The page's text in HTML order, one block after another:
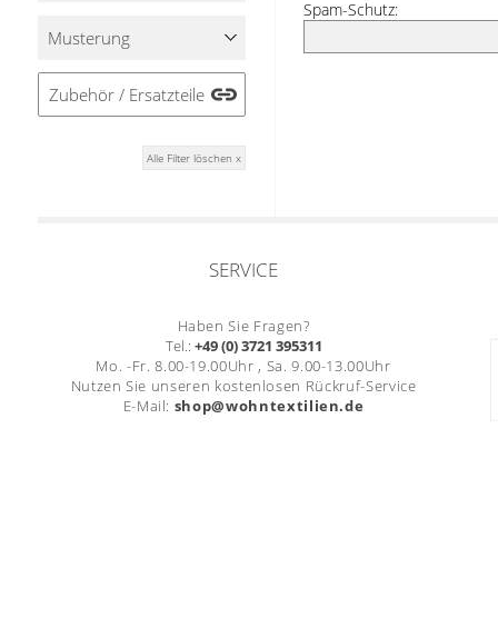
Musterung
Zubehör / Ersatzteile
Alle Filter löschen x
Spam-Schutz:
SERVICE
Haben Sie Fragen?
Tel.: +49 (0) 3721 395311
Mo. -Fr. 8.00-19.00Uhr , Sa. 9.00-13.00Uhr
Nutzen Sie unseren kostenlosen Rückruf-Service
E-Mail: shop@wohntextilien.de